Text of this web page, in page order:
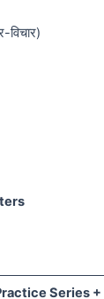
विचार)
Series +